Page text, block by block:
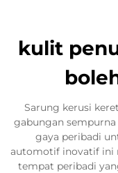
kulit
Sarung kerusi
gabungan sempurna
gaya peribadi
automotif inovatif ini
tempat peribadi